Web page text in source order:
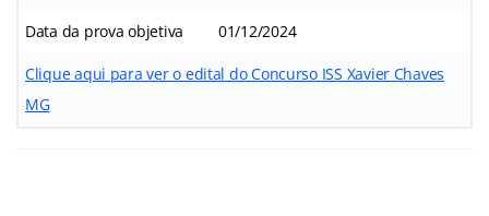
Data da prova objetiva 01/12/2024
Clique aqui para ver o edital do Concurso ISS Xavier Chaves
MG